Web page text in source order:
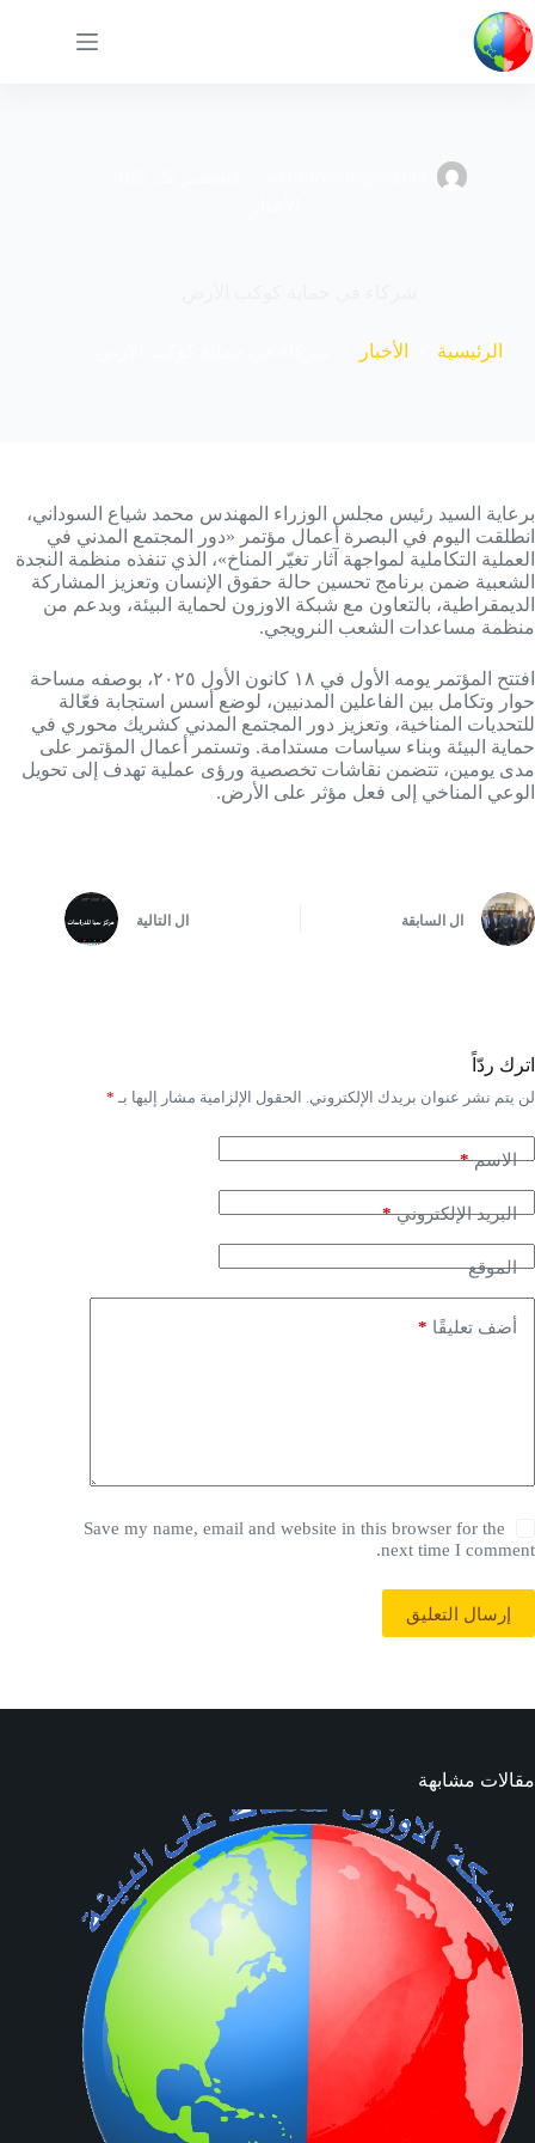
التجاوز
إلى
المحتوى
الرئيسية الأخبار
برعاية السيد رئيس مجلس الوزراء المهندس محمد شياع السوداني،
انطلقت اليوم في البصرة أعمال مؤتمر «دور المجتمع المدني في
العملية التكاملية لمواجهة آثار تغيّر المناخ»، الذي تنفذه منظمة النجدة
الشعبية ضمن برنامج تحسين حالة حقوق الإنسان وتعزيز المشاركة
الديمقراطية، بالتعاون مع شبكة الاوزون لحماية البيئة، وبدعم من
منظمة مساعدات الشعب النرويجي.
افتتح المؤتمر يومه الأول في ١٨ كانون الأول ٢٠٢٥، بوصفه مساحة
حوار وتكامل بين الفاعلين المدنيين، لوضع أسس استجابة فعّالة
للتحديات المناخية، وتعزيز دور المجتمع المدني كشريك محوري في
حماية البيئة وبناء سياسات مستدامة. وتستمر أعمال المؤتمر على
مدى يومين، تتضمن نقاشات تخصصية ورؤى عملية تهدف إلى تحويل
الوعي المناخي إلى فعل مؤثر على الأرض.
ال السابقة ال التالية
اترك ردّاً
لن يتم نشر عنوان بريدك الإلكتروني. الحقول الإلزامية مشار إليها بـ *
الاسم*
البريد الإلكتروني*
الموقع
أضف تعليقًا *
Save my name, email and website in this browser for the
next time I comment.
إرسال التعليق
مقالات مشابهة